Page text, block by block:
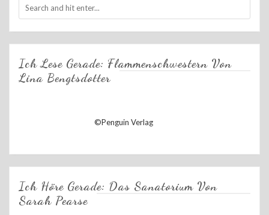
Ich Lese Gerade: Flammenschwestern Von
Lina Bengtsdotter
©Penguin Verlag
Ich Höre Gerade: Das Sanatorium Von
Sarah Pearse